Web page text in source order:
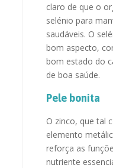
claro de que o
selénio para
saudáveis. O
bom aspecto,
bom estado do
de boa saúde.
Pele bonita
O zinco, que tal
elemento
reforça as
nutriente